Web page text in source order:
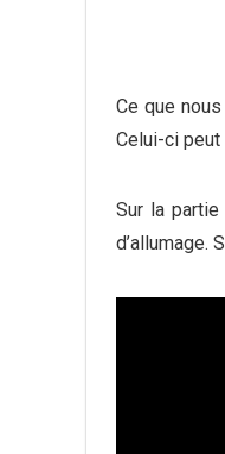
Ce que
Celui-ci peut
Sur la
d’allumage.